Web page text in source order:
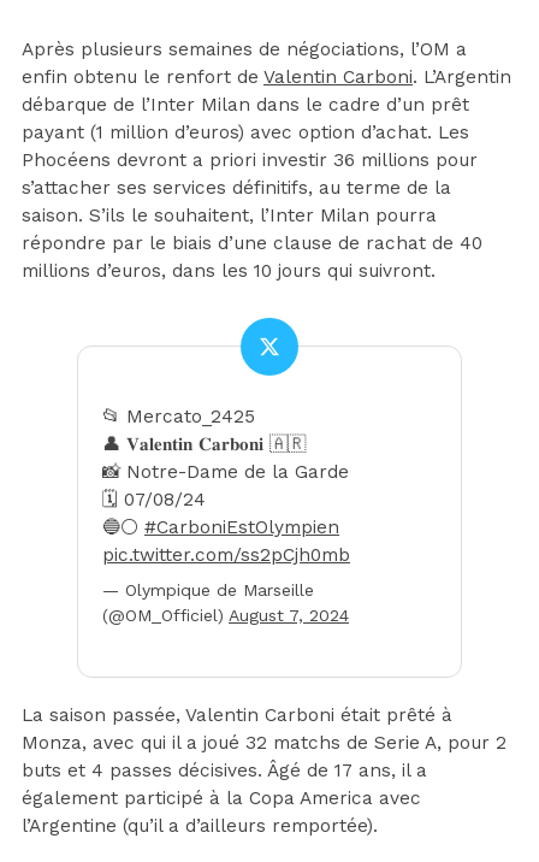
Après plusieurs semaines de négociations, l’OM a
enfin obtenu le renfort de Valentin Carboni. L’Argentin
débarque de l’Inter Milan dans le cadre d’un prêt
payant (1 million d’euros) avec option d’achat. Les
Phocéens devront a priori investir 36 millions pour
s’attacher ses services définitifs, au terme de la
saison. S’ils le souhaitent, l’Inter Milan pourra
répondre par le biais d’une clause de rachat de 40
millions d’euros, dans les 10 jours qui suivront.
📂 Mercato_2425
👤 𝐕𝐚𝐥𝐞𝐧𝐭𝐢𝐧 𝐂𝐚𝐫𝐛𝐨𝐧𝐢 🇦🇷
📸 Notre-Dame de la Garde
🗓️ 07/08/24
🔵⚪️ #CarboniEstOlympien
pic.twitter.com/ss2pCjh0mb
— Olympique de Marseille
(@OM_Officiel) August 7, 2024
La saison passée, Valentin Carboni était prêté à
Monza, avec qui il a joué 32 matchs de Serie A, pour 2
buts et 4 passes décisives. Âgé de 17 ans, il a
également participé à la Copa America avec
l’Argentine (qu’il a d’ailleurs remportée).